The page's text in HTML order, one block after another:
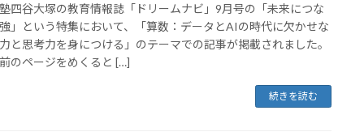
谷大塚の教育情報誌「ドリームナビ」9月号の「未来につな
」という特集において、「算数：データとAIの時代に欠かせな
と思考力を身につける」のテーマでの記事が掲載されました。
のページをめくると […]
続きを読む